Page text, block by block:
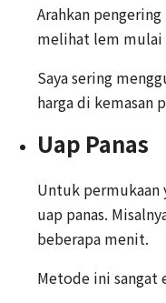
Arahkan
melihat lem mulai
Saya sering
harga di kemasan
Uap Panas
Untuk permukaan
uap panas.
beberapa menit.
Metode ini sangat